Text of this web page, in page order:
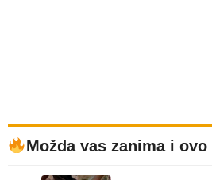
Možda vas zanima i ovo